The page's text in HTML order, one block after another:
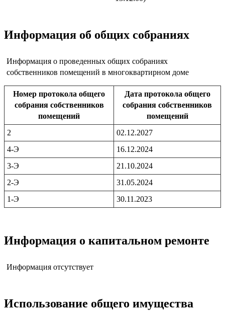
Информация об общих собраниях
Информация о проведенных общих собраниях
собственников помещений в многоквартирном доме
Номер протокола общего
собрания собственников
помещений
Дата протокола общего
собрания собственников
помещений
2
02.12.2027
4-Э
16.12.2024
3-Э
21.10.2024
2-Э
31.05.2024
1-Э
30.11.2023
Информация о капитальном ремонте
Информация отсутствует
Использование общего имущества